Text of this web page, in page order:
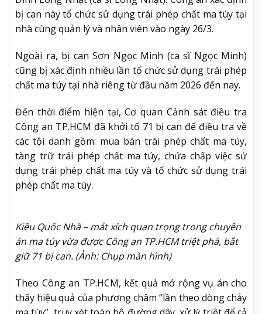
bị can này tổ chức sử dụng trái phép chất ma túy tại
nhà cùng quản lý và nhân viên vào ngày 26/3.
Ngoài ra, bị can Sơn Ngọc Minh (ca sĩ Ngọc Minh)
cũng bị xác định nhiều lần tổ chức sử dụng trái phép
chất ma túy tại nhà riêng từ đầu năm 2026 đến nay.
Đến thời điểm hiện tại, Cơ quan Cảnh sát điều tra
Công an TP.HCM đã khởi tố 71 bị can để điều tra về
các tội danh gồm: mua bán trái phép chất ma túy,
tàng trữ trái phép chất ma túy, chứa chấp việc sử
dụng trái phép chất ma túy và tổ chức sử dụng trái
phép chất ma túy.
Kiều Quốc Nhã – mắt xích quan trọng trong chuyên
án ma túy vừa được Công an TP.HCM triệt phá, bắt
giữ 71 bị can. (Ảnh: Chụp màn hình)
Theo Công an TP.HCM, kết quả mở rộng vụ án cho
thấy hiệu quả của phương châm “lần theo dòng chảy